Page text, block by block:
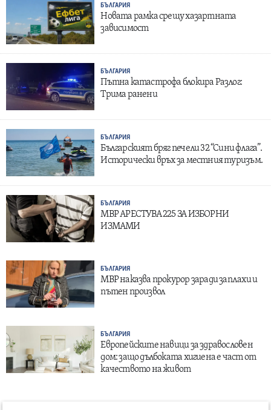
БЪЛГАРИЯ
Новата рамка срещу хазартната
зависимост
БЪЛГАРИЯ
Пътна катастрофа блокира Разлог:
Трима ранени
БЪЛГАРИЯ
Българският бряг печели 32 “Сини флага”.
Исторически връх за местния туризъм.
БЪЛГАРИЯ
МВР АРЕСТУВА 225 ЗА ИЗБОРНИ
ИЗМАМИ
БЪЛГАРИЯ
МВР наказва прокурор заради заплахи и
пътен произвол
БЪЛГАРИЯ
Европейските навици за здравословен
дом: защо дълбоката хигиена е част от
качеството на живот